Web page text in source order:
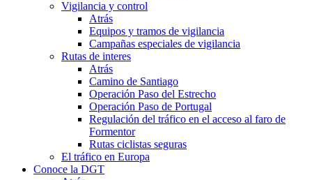
Vigilancia y control
Atrás
Equipos y tramos de vigilancia
Campañas especiales de vigilancia
Rutas de interes
Atrás
Camino de Santiago
Operación Paso del Estrecho
Operación Paso de Portugal
Regulación del tráfico en el acceso al faro de
Formentor
Rutas ciclistas seguras
El tráfico en Europa
Conoce la DGT